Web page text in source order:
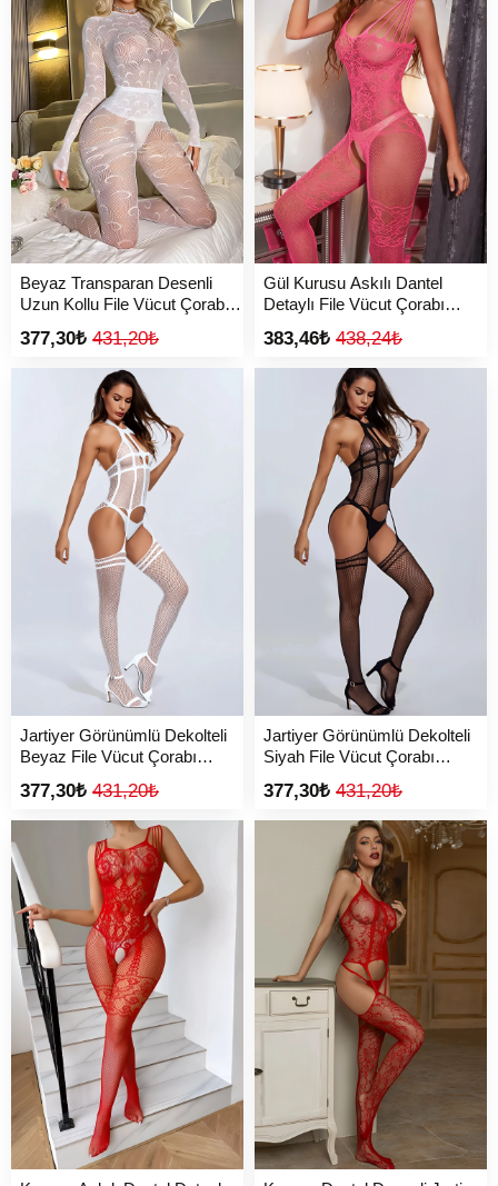
Beyaz Transparan Desenli
Uzun Kollu File Vücut Çorabı
377,30₺ 431,20₺
Gül Kurusu Askılı Dantel
Detaylı File Vücut Çorabı
383,46₺ 438,24₺
Jartiyer Görünümlü Dekolteli
Beyaz File Vücut Çorabı
377,30₺ 431,20₺
Jartiyer Görünümlü Dekolteli
Siyah File Vücut Çorabı
377,30₺ 431,20₺